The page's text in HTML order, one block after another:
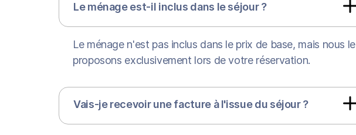
Le ménage est-il inclus dans le séjour ?
Le ménage n'est pas inclus dans le prix de base, mais nous le
proposons exclusivement lors de votre réservation.
Vais-je recevoir une facture à l'issue du séjour ?